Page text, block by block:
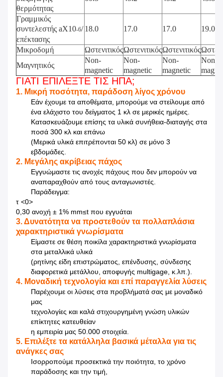
θερμότητας
Γραμμικός
συντελεστής aX10-6/
επέκτασης
18.0 17.0 17.0 19.0
Μικροδομή ΩστενιτικόςΩστενιτικόςΩστενιτικός
Μαγνητικός
Non-
magnetic
Non-
magnetic
Non-
magnetic
Non-
ΓΙΑΤΙ ΕΠΙΛΕΞΤΕ ΤΙΣ ΗΠΑ;
1. Μικρή ποσότητα, παράδοση λίγος χρόνου
Εάν έχουμε τα αποθέματα, μπορούμε να στείλουμε από
ένα ελάχιστο του δείγματος 1 κλ σε μερικές ημέρες.
Κατασκευάζουμε επίσης τα υλικά συνήθεια-διαταγής στα
ποσά 300 κλ και επάνω
(Μερικά υλικά επιτρέπονται 50 κλ) σε μόνο 3
εβδομάδες.
2. Μεγάλης ακρίβειας πάχος
Εγγυώμαστε τις ανοχές πάχους που δεν μπορούν να
αναπαραχθούν από τους ανταγωνιστές.
Παράδειγμα:
τ <0>
0,30 ανοχή ± 1% mm≤t που εγγυάται
3. Δυνατότητα να προστεθούν τα πολλαπλάσια
χαρακτηριστικά γνωρίσματα
Είμαστε σε θέση ποικίλα χαρακτηριστικά γνωρίσματα
στα μεταλλικά υλικά
(ρητίνης είδη επιστρώματος, επένδυσης, σύνδεσης
διαφορετικά μετάλλου, αποφυγής multigage, κ.λπ.).
4. Μοναδική τεχνολογία και επί παραγγελία λύσεις
Παρέχουμε οι λύσεις στα προβλήματά σας με μοναδικό
μας
τεχνολογίες και καλά στιχουργημένη γνώση υλικών
επίκτητες κατευθείαν
η εμπειρία μας 50.000 στοιχεία.
5. Επιλέξτε τα κατάλληλα βασικά μέταλλα για τις
ανάγκες σας
Ισορροπούμε προσεκτικά την ποιότητα, το χρόνο
παράδοσης και την τιμή,